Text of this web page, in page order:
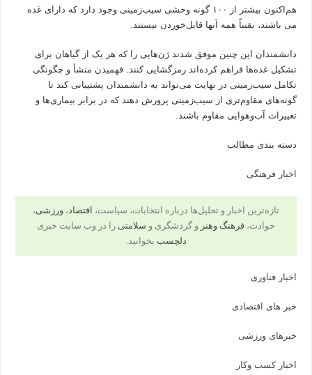
هم‌اکنون بیشتر از ۱۰۰ گونه وحشی سیب‌زمینی وجود دارد که دارای غده
می باشند، یقیناً همه آنها قابل‌خوردن نیستند.
دانشمندان این چنین موفق شدند ژن‌هایی را که هر یک از گیاهان برای
تشکیل غده‌ها فراهم کرده‌اند رمزگشایی کنند. فهمیدن منشأ و چگونگی
تکامل سیب‌زمینی در نهایت می‌تواند به دانشمندان پشتیبانی کند تا
گونه‌های مقاوم‌تری از سیب‌زمینی پرورش دهند که در برابر بیماری‌ها و
تغییرات آب‌وهوایی مقاوم باشند.
دسته بندی مطالب
اخبار فرهنگی
تازه‌ترین اخبار و تحلیل‌ها درباره انتخابات، سیاست، اقتصاد، ورزشی،
حوادث، فرهنگ وهنر و گردشگری و سلامتی را در وب سایت خبری
دلچسب بخوانید.
اخبار فناوری
خبر های اقتصادی
خبرهای ورزشی
اخبار کسب وکار